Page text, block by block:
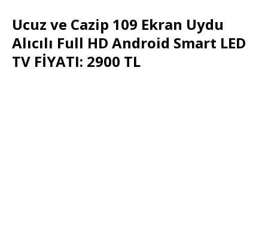
Ucuz ve Cazip 109 Ekran Uydu
Alıcılı Full HD Android Smart LED
TV FİYATI: 2900 TL